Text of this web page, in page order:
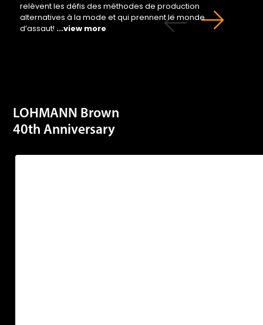
alternatives à la mode et qui prennent le monde
d’assaut!...view more
LOHMANN Brown
40th Anniversary